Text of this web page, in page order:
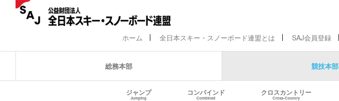
ホーム 全日本スキー・スノーボード連盟とは SAJ会員登録
総務本部 競技本部
ジャンプ
Jumping
コンバインド
Combined
クロスカントリー
Cross-Country